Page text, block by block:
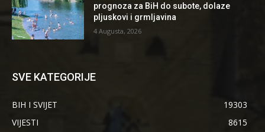
prognoza za BiH do subote, dolaze
pljuskovi i grmljavina
4 Augusta, 2026
SVE KATEGORIJE
BIH I SVIJET
19303
VIJESTI
8615